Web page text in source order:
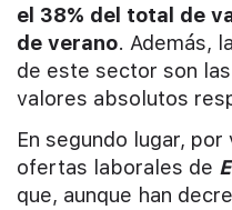
el 38% del total de
de verano. Además,
de este sector son
valores absolutos
En segundo lugar,
ofertas laborales de
que, aunque han